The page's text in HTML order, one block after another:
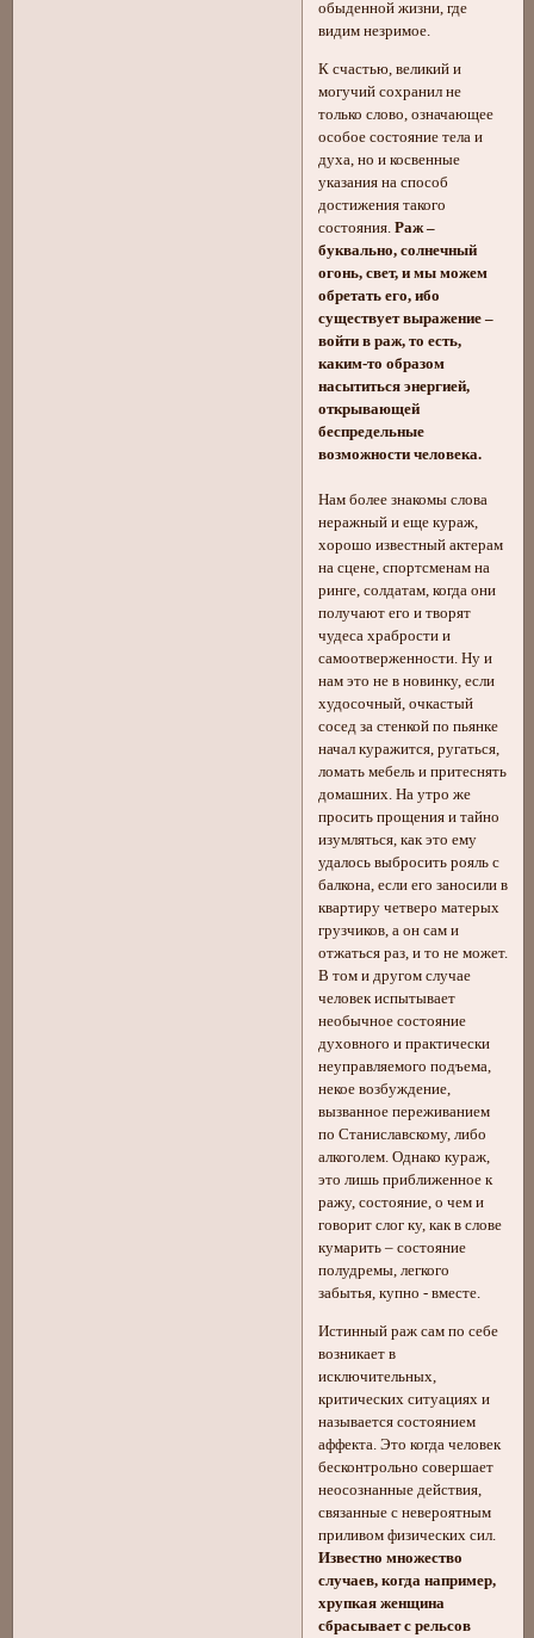
обыденной жизни, где
видим незримое.
К счастью, великий и
могучий сохранил не
только слово, означающее
особое состояние тела и
духа, но и косвенные
указания на способ
достижения такого
состояния.Раж –
буквально, солнечный
огонь, свет, и мы можем
обретать его, ибо
существует выражение –
войти в раж, то есть,
каким-то образом
насытиться энергией,
открывающей
беспредельные
возможности человека.
Нам более знакомы слова
неражный и еще кураж,
хорошо известный актерам
на сцене, спортсменам на
ринге, солдатам, когда они
получают его и творят
чудеса храбрости и
самоотверженности. Ну и
нам это не в новинку, если
худосочный, очкастый
сосед за стенкой по пьянке
начал куражится, ругаться,
ломать мебель и притеснять
домашних. На утро же
просить прощения и тайно
изумляться, как это ему
удалось выбросить рояль с
балкона, если его заносили в
квартиру четверо матерых
грузчиков, а он сам и
отжаться раз, и то не может.
В том и другом случае
человек испытывает
необычное состояние
духовного и практически
неуправляемого подъема,
некое возбуждение,
вызванное переживанием
по Станиславскому, либо
алкоголем. Однако кураж,
это лишь приближенное к
ражу, состояние, о чем и
говорит слог ку, как в слове
кумарить – состояние
полудремы, легкого
забытья, купно - вместе.
Истинный раж сам по себе
возникает в
исключительных,
критических ситуациях и
называется состоянием
аффекта. Это когда человек
бесконтрольно совершает
неосознанные действия,
связанные с невероятным
приливом физических сил.
Известно множество
случаев, когда например,
хрупкая женщина
сбрасывает с рельсов